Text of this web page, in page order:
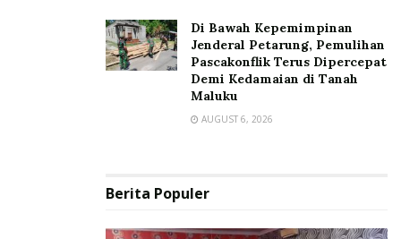
Di Bawah Kepemimpinan
Jenderal Petarung, Pemulihan
Pascakonflik Terus Dipercepat
Demi Kedamaian di Tanah
Maluku
AUGUST 6, 2026
Berita Populer